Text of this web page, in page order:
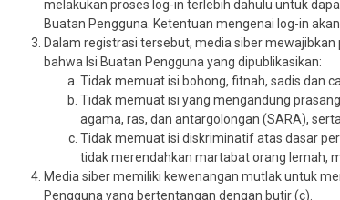
melakukan proses log-in terlebih dahulu untuk
Buatan Pengguna. Ketentuan mengenai log-in
Dalam registrasi tersebut, media siber
bahwa Isi Buatan Pengguna yang dipublikasikan:
Tidak memuat isi bohong, fitnah, sadis dan
Tidak memuat isi yang mengandung
agama, ras, dan antargolongan (SARA),
Tidak memuat isi diskriminatif atas dasar
tidak merendahkan martabat orang lemah,
Media siber memiliki kewenangan mutlak untuk
Pengguna yang bertentangan dengan butir (c).